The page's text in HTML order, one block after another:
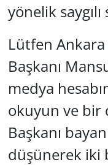
yönelik
Lütfen
Başkanı
medya
okuyun ve bir
Başkanı
düşünerek iki